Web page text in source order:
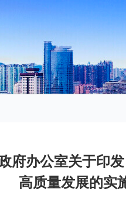
府办公室关于印
高质量发展的实